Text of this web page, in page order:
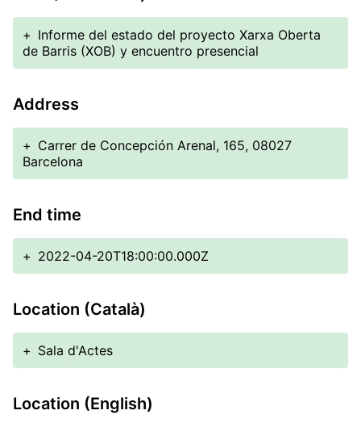
+ Informe del estado del proyecto Xarxa Oberta
de Barris (XOB) y encuentro presencial
Address
+ Carrer de Concepción Arenal, 165, 08027
Barcelona
End time
+ 2022-04-20T18:00:00.000Z
Location (Català)
+ Sala d'Actes
Location (English)